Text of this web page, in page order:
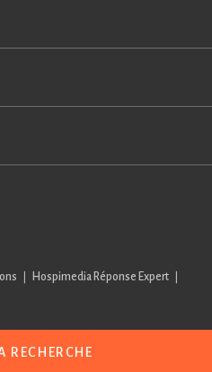
RECHERCHE
Hospimedia Réponse Expert